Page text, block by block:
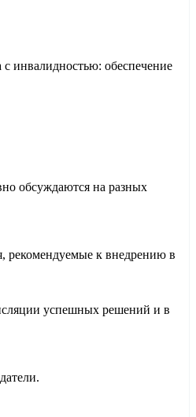
инвалидностью: обеспечение
обсуждаются на разных
рекомендуемые к внедрению в
успешных решений и в